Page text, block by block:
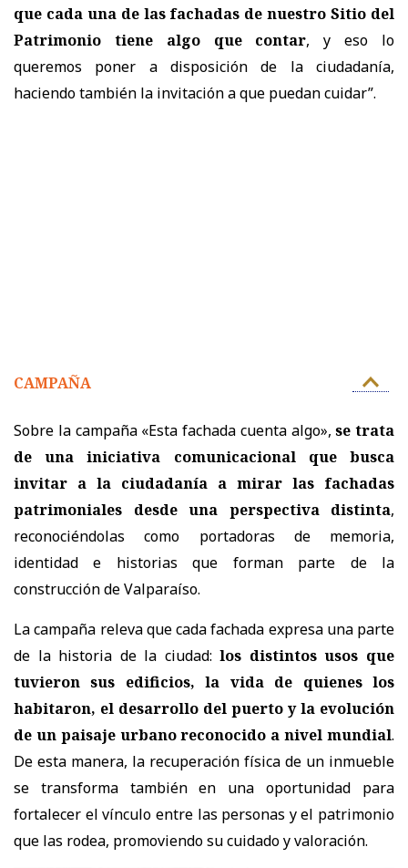
que cada una de las fachadas de nuestro Sitio del
Patrimonio tiene algo que contar, y eso lo
queremos poner a disposición de la ciudadanía,
haciendo también la invitación a que puedan cuidar”.
CAMPAÑA
Sobre la campaña «Esta fachada cuenta algo»,se trata
de una iniciativa comunicacional que busca
invitar a la ciudadanía a mirar las fachadas
patrimoniales desde una perspectiva distinta,
reconociéndolas como portadoras de memoria,
identidad e historias que forman parte de la
construcción de Valparaíso.
La campaña releva que cada fachada expresa una parte
de la historia de la ciudad:los distintos usos que
tuvieron sus edificios, la vida de quienes los
habitaron, el desarrollo del puerto y la evolución
de un paisaje urbano reconocido a nivel mundial.
De esta manera, la recuperación física de un inmueble
se transforma también en una oportunidad para
fortalecer el vínculo entre las personas y el patrimonio
que las rodea, promoviendo su cuidado y valoración.